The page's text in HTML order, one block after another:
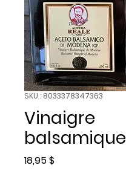
SKU : 8033378347363
Vinaigre
balsamique
18,95 $